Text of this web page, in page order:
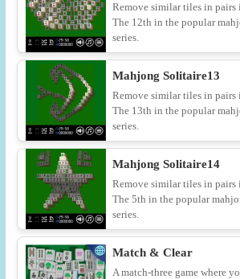
Remove similar tiles in pairs
The 12th in the popular
series.
Mahjong Solitaire13
Remove similar tiles in pairs
The 13th in the popular
series.
Mahjong Solitaire14
Remove similar tiles in pairs
The 5th in the popular
series.
Match & Clear
A match-three game where